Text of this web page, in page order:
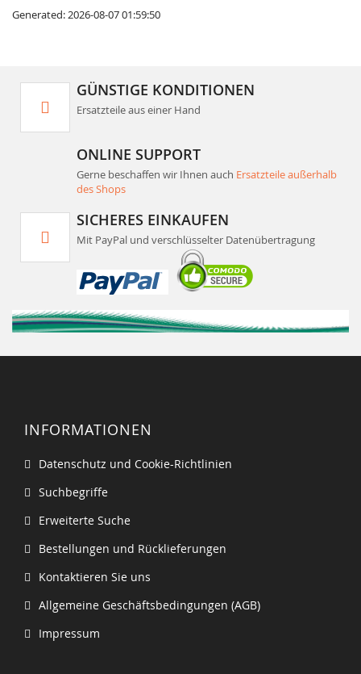
Generated: 2026-08-07 01:59:50
GÜNSTIGE KONDITIONEN
Ersatzteile aus einer Hand
ONLINE SUPPORT
Gerne beschaffen wir Ihnen auch Ersatzteile außerhalb
des Shops
SICHERES EINKAUFEN
Mit PayPal und verschlüsselter Datenübertragung
INFORMATIONEN
Datenschutz und Cookie-Richtlinien
Suchbegriffe
Erweiterte Suche
Bestellungen und Rücklieferungen
Kontaktieren Sie uns
Allgemeine Geschäftsbedingungen (AGB)
Impressum